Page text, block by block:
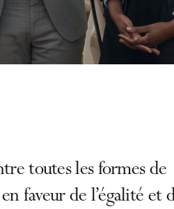
toutes les formes de
faveur de l’égalité et